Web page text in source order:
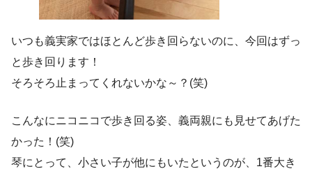
いつも義実家ではほとんど歩き回らないのに、今回はずっ
と歩き回ります！
そろそろ止まってくれないかな～？(笑)
こんなにニコニコで歩き回る姿、義両親にも見せてあげた
かった！(笑)
琴にとって、小さい子が他にもいたというのが、1番大き